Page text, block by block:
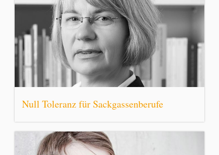
Null Toleranz für Sackgassenberufe